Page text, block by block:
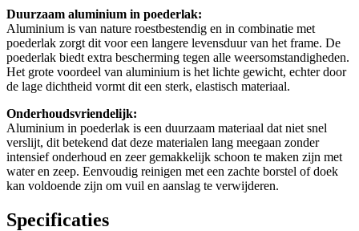
Duurzaam aluminium in poederlak:
Aluminium is van nature roestbestendig en in combinatie met
poederlak zorgt dit voor een langere levensduur van het frame. De
poederlak biedt extra bescherming tegen alle weersomstandigheden.
Het grote voordeel van aluminium is het lichte gewicht, echter door
de lage dichtheid vormt dit een sterk, elastisch materiaal.
Onderhoudsvriendelijk:
Aluminium in poederlak is een duurzaam materiaal dat niet snel
verslijt, dit betekend dat deze materialen lang meegaan zonder
intensief onderhoud en zeer gemakkelijk schoon te maken zijn met
water en zeep. Eenvoudig reinigen met een zachte borstel of doek
kan voldoende zijn om vuil en aanslag te verwijderen.
Specificaties